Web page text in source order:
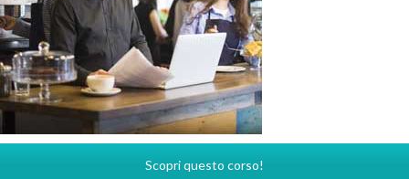
Scopri questo corso!